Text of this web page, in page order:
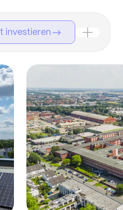
investieren